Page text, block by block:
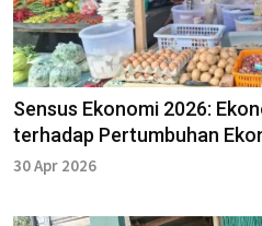
Sensus Ekonomi 2026:
terhadap Pertumbuhan
30 Apr 2026